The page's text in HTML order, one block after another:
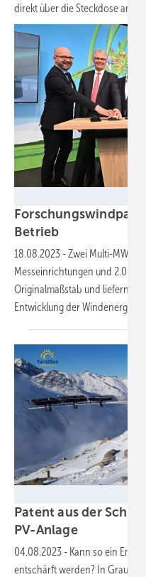
direkt über die Steckdose an
Betrieb
18.08.2023 -Zwei Multi-MW-
Messeinrichtungen und 2.000
Originalmaßstab und liefern
Entwicklung derWindenergie.
Patent aus der
PV-Anlage
04.08.2023 - Kann so ein
entschärft werden? In